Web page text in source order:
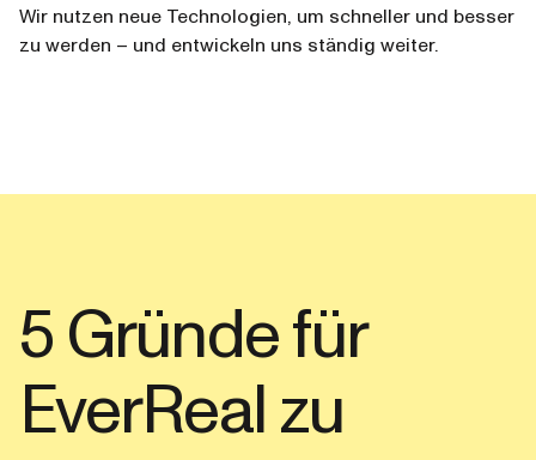
Wir nutzen neue Technologien, um schneller und besser
zu werden – und entwickeln uns ständig weiter.
5 Gründe für
EverReal zu